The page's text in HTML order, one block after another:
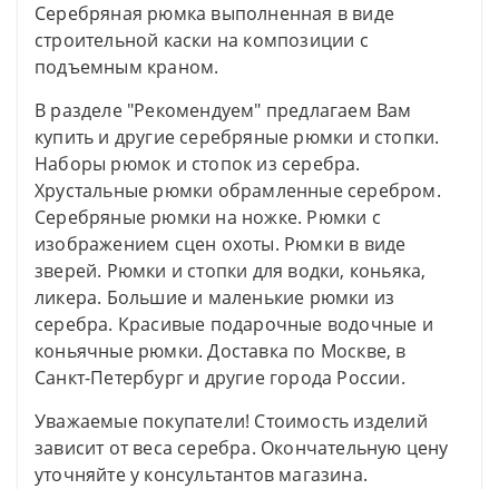
Серебряная рюмка выполненная в виде
строительной каски на композиции с
подъемным краном.
В разделе "Рекомендуем" предлагаем Вам
купить и другие серебряные рюмки и стопки.
Наборы рюмок и стопок из серебра.
Хрустальные рюмки обрамленные серебром.
Серебряные рюмки на ножке. Рюмки с
изображением сцен охоты. Рюмки в виде
зверей. Рюмки и стопки для водки, коньяка,
ликера. Большие и маленькие рюмки из
серебра. Красивые подарочные водочные и
коньячные рюмки. Доставка по Москве, в
Санкт-Петербург и другие города России.
Уважаемые покупатели! Стоимость изделий
зависит от веса серебра. Окончательную цену
уточняйте у консультантов магазина.